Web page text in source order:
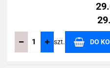
szt. DO